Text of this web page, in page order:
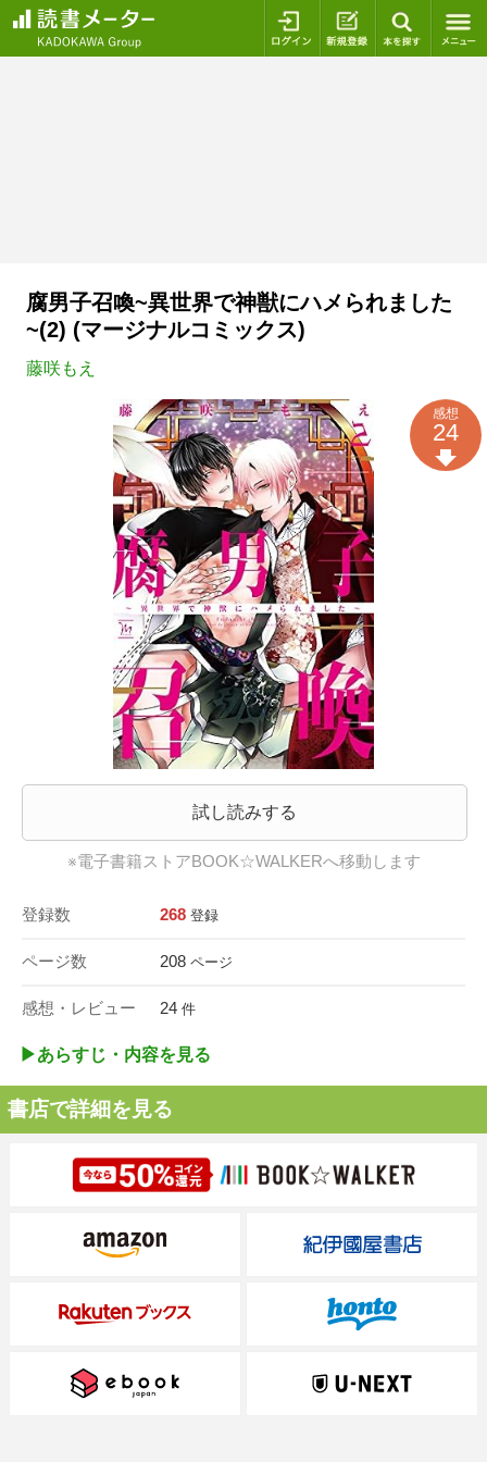
ログイン 新規登録
腐男子召喚~異世界で神獣にハメられました
~(2) (マージナルコミックス)
藤咲もえ
試し読みする
※電子書籍ストアBOOK☆WALKERへ移動します
登録数 268 登録
ページ数 208 ページ
感想・レビュー 24 件
感想
24
▶︎あらすじ・内容を見る
書店で詳細を見る